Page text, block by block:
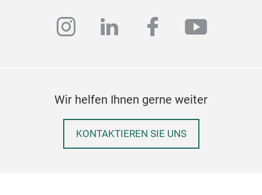
instagram
linkedinfacebook
Wir helfen Ihnen gerne weiter
KONTAKTIEREN SIE UNS